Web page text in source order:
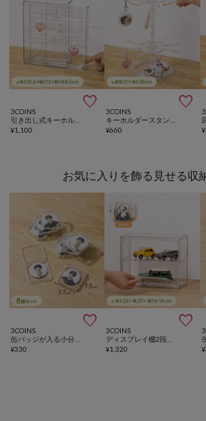

3COINS
引き出し式キーホルダーケース／コレクション収納
¥1,100

3COINS
キーホルダースタンド／コレクション収納
¥660
¥
お気に入りを飾る見せる収

3COINS
¥330

3COINS
¥1,320
¥